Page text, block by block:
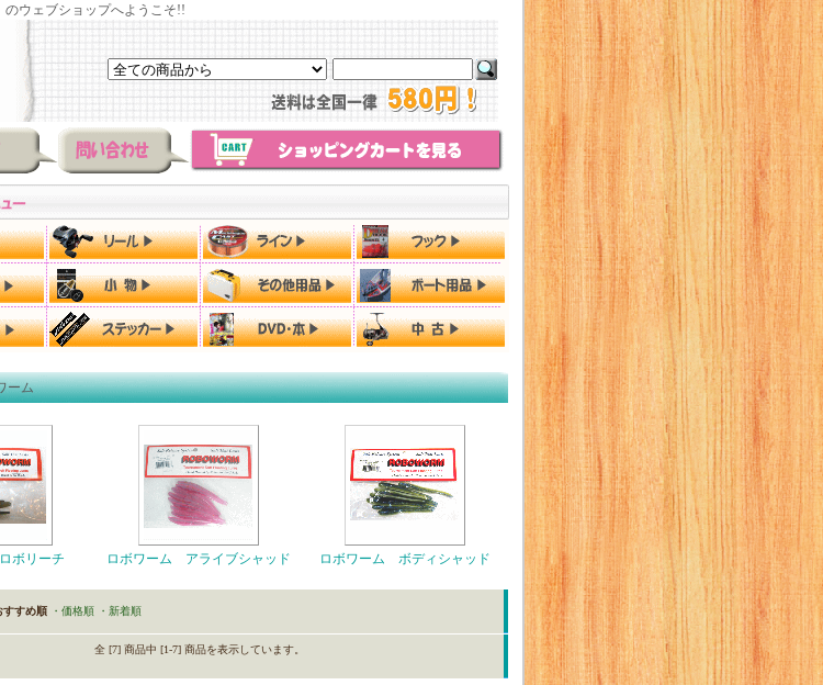
ウェブショップへようこそ!!
ーム
ボリーチ ロボワーム アライブシャッド ロボワーム ボディシャッド
すすめ順 ・価格順 ・新着順
全 [7] 商品中 [1-7] 商品を表示しています。